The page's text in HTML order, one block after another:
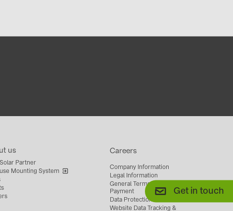
us
Partner
Mounting System
Careers
Company Information
Legal Information
General Terms of Delivery &
Payment
Data Protection
Website Data Tracking &
Get in touch